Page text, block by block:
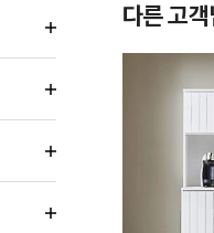
다른 고